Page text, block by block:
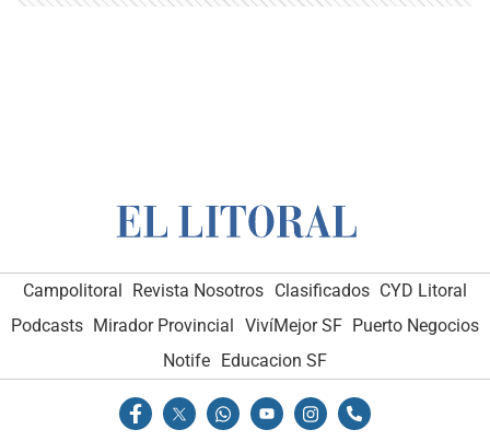
Campolitoral Revista Nosotros Clasificados CYD Litoral
Podcasts Mirador Provincial VivíMejor SF Puerto Negocios
Notife Educacion SF